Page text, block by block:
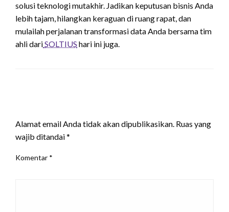
solusi teknologi mutakhir. Jadikan keputusan bisnis Anda
lebih tajam, hilangkan keraguan di ruang rapat, dan
mulailah perjalanan transformasi data Anda bersama tim
ahli dariSOLTIUS hari ini juga.
Alamat email Anda tidak akan dipublikasikan. Ruas yang
wajib ditandai*
Komentar *